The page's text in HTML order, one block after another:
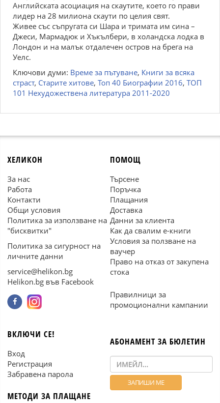
Английската асоциация на скаутите, което го прави
лидер на 28 милиона скаути по целия свят.
Живее със съпругата си Шара и тримата им сина –
Джеси, Мармадюк и Хъкълбери, в холандска лодка в
Лондон и на малък отдалечен остров на брега на
Уелс.
Ключови думи: Време за пътуване, Книги за всяка
страст, Старите хитове, Топ 40 Биографии 2016, ТОП
101 Нехудожествена литература 2011-2020
ХЕЛИКОН
За нас
Работа
Контакти
Общи условия
Политика за използване на
"бисквитки"
Политика за сигурност на
личните данни
service@helikon.bg
Helikon.bg във Facebook
ПОМОЩ
Търсене
Поръчка
Плащания
Доставка
Данни за клиента
Как да свалим е-книги
Условия за ползване на
ваучер
Право на отказ от закупена
стока
Правилници за
промоционални кампании
ВКЛЮЧИ СЕ!
Вход
Регистрация
Забравена парола
МЕТОДИ ЗА ПЛАЩАНЕ
АБОНАМЕНТ ЗА БЮЛЕТИН